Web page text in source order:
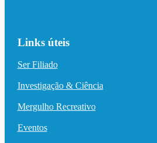
Links úteis
Ser Filiado
Investigação & Ciência
Mergulho Recreativo
Eventos